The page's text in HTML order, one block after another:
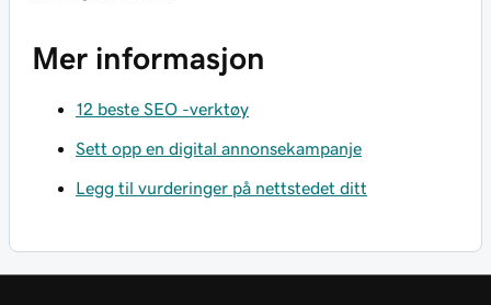
Mer informasjon
12 beste SEO -verktøy
Sett opp en digital annonsekampanje
Legg til vurderinger på nettstedet ditt